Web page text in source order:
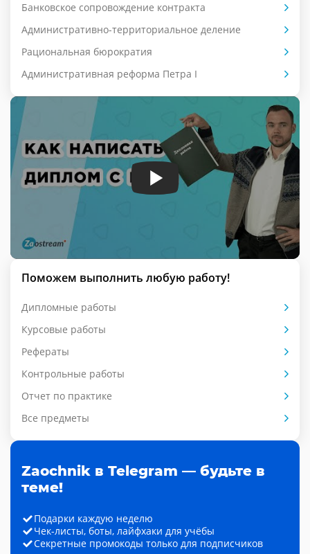
Банковское сопровождение контракта
Административно-территориальное деление
Рациональная бюрократия
Административная реформа Петра I
Поможем выполнить любую работу!
Дипломные работы
Курсовые работы
Рефераты
Контрольные работы
Отчет по практике
Все предметы
Zaochnik в Telegram — будьте в
теме!
Подарки каждую неделю
Чек-листы, боты, лайфхаки для учёбы
Секретные промокоды только для подписчиков